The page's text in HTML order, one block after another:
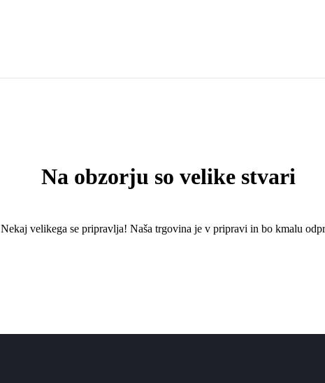
Na obzorju so velike stvari
Nekaj ​​velikega se pripravlja! Naša trgovina je v pripravi in ​​bo kmalu